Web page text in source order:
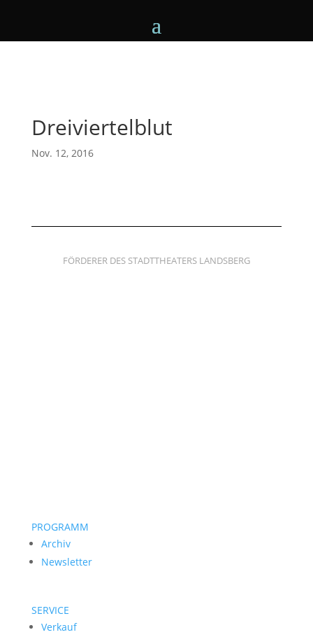
Dreiviertelblut
Nov. 12, 2016
FÖRDERER DES STADTTHEATERS LANDSBERG
PROGRAMM
Archiv
Newsletter
SERVICE
Verkauf